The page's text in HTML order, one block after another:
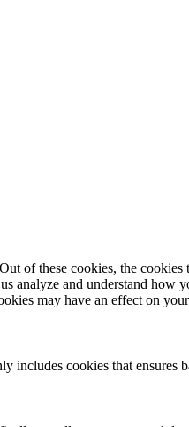
these cookies, the cookies
analyze and understand
may have an effect on
cookies that